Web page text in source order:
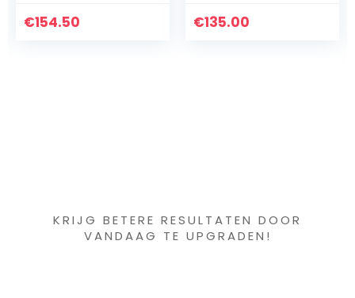
€154.50 €135.00
KRIJG BETERE RESULTATEN DOOR
VANDAAG TE UPGRADEN!